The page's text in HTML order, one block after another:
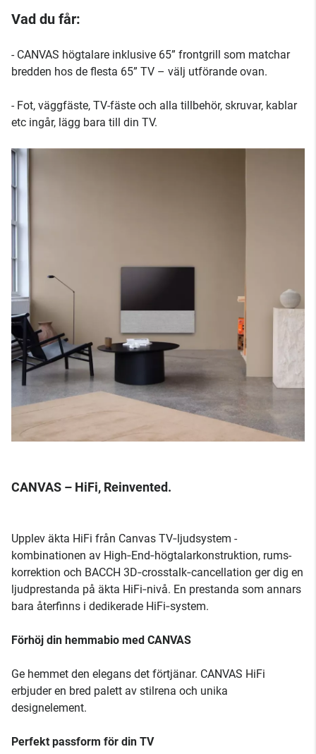
Vad du får:
- CANVAS högtalare inklusive 65” frontgrill som matchar
bredden hos de flesta 65” TV – välj utförande ovan.
- Fot, väggfäste, TV-fäste och alla tillbehör, skruvar, kablar
etc ingår, lägg bara till din TV.
CANVAS – HiFi, Reinvented.
Upplev äkta HiFi från Canvas TV‑ljudsystem -
kombinationen av High‑End‑högtalarkonstruktion, rums­
korrektion och BACCH 3D‑crosstalk‑cancellation ger dig en
ljudprestanda på äkta HiFi‑nivå. En prestanda som annars
bara återfinns i dedikerade HiFi‑system.
Förhöj din hemmabio med CANVAS
Ge hemmet den elegans det förtjänar. CANVAS HiFi
erbjuder en bred palett av stilrena och unika
designelement.
Perfekt passform för din TV